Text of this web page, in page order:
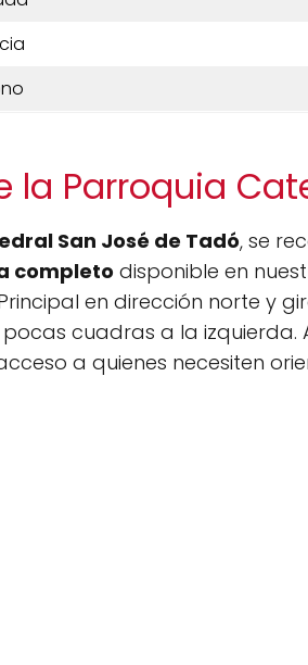
la Parroquia
San José de Tadó, se
completo disponible en
en dirección norte y
cuadras a la izquierda.
a quienes necesiten